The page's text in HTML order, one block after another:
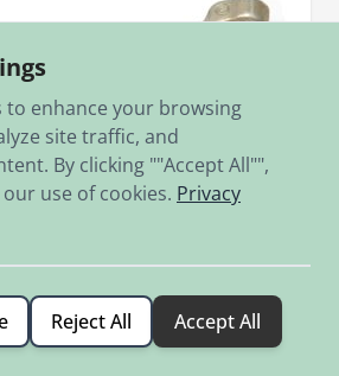
1.Ausführung
to enhance your browsing
site traffic, and
By clicking ""Accept All"",
use of cookies. Privacy
Reject All Accept All